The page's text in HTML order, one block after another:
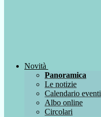
Novità
Panoramica
Le notizie
Calendario eventi
Albo online
Circolari